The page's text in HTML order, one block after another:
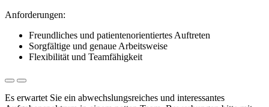
Anforderungen:
Freundliches und patientenorientiertes Auftreten
Sorgfältige und genaue Arbeitsweise
Flexibilität und Teamfähigkeit
Es erwartet Sie ein abwechslungsreiches und interessantes